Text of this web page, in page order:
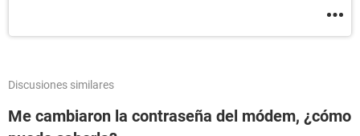
Discusiones similares
Me cambiaron la contraseña del módem, ¿cómo